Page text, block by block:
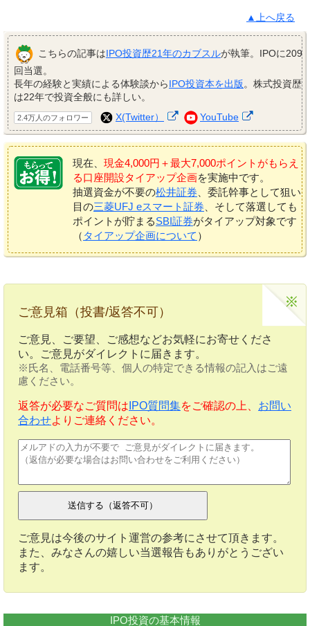
▲上へ戻る
こちらの記事はIPO投資歴21年のカブスルが執筆。IPOに209
回当選。
長年の経験と実績による体験談からIPO投資本を出版。株式投資歴
は22年で投資全般にも詳しい。
2.4万人のフォロワー X(Twitter） YouTube
現在、 現金4,000円＋最大7,000ポイントがもらえ
る口座開設タイアップ企画を実施中です。
抽選資金が不要の松井証券 、委託幹事として狙い
目の三菱UFJ eスマート証券 、そして落選しても
ポイントが貯まるSBI証券がタイアップ対象です
（ タイアップ企画について ）
ご意見箱（投書/返答不可）
ご意見、ご要望、ご感想などお気軽にお寄せくださ
い。ご意見がダイレクトに届きます。
※氏名、電話番号等、個人の特定できる情報の記入はご遠
慮ください。
返答が必要なご質問は IPO質問集をご確認の上、 お問い
合わせよりご連絡ください。
ご意見は今後のサイト運営の参考にさせて頂きます。
また、みなさんの嬉しい当選報告もありがとうござい
ます。
IPO投資の基本情報